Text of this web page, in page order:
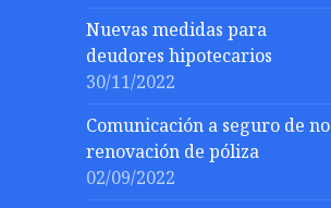
Nuevas medidas para
deudores hipotecarios
30/11/2022
Comunicación a seguro de no
renovación de póliza
02/09/2022